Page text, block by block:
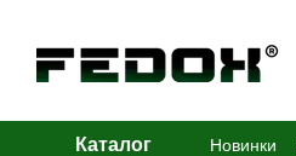
Каталог Новинки